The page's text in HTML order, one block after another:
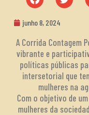
junho 8, 2024
A Corrida Contagem
vibrante e
políticas públicas
intersetorial que
mulheres na
Com o objetivo de
mulheres da